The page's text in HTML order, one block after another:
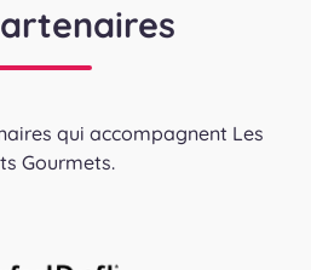
qui accompagnent Les
Gourmets.